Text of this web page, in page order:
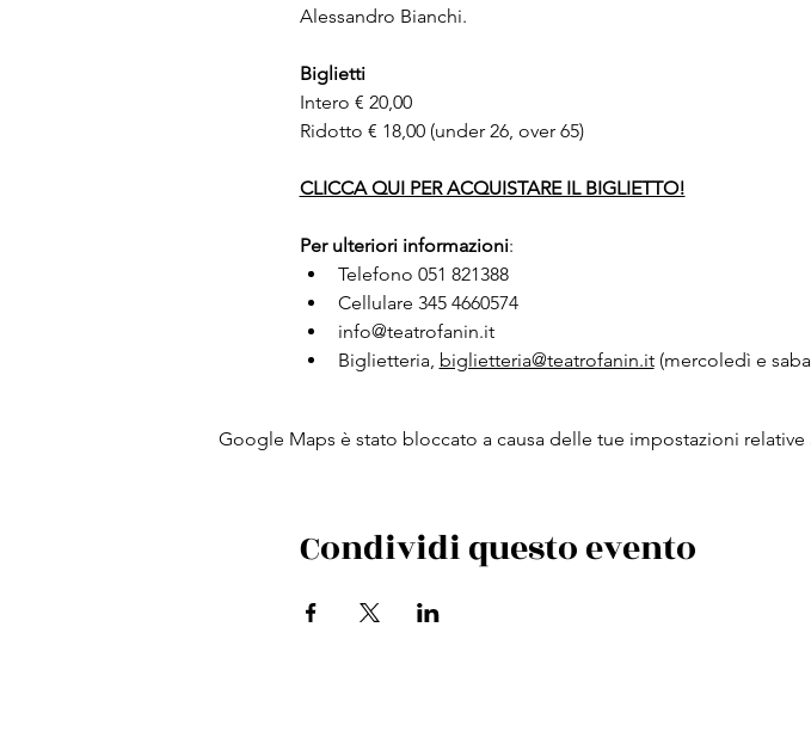
Alessandro Bianchi.
Biglietti
Intero € 20,00
Ridotto € 18,00 (under 26, over 65)
CLICCA QUI PER ACQUISTARE IL BIGLIETTO!
Per ulteriori informazioni:
Telefono 051 821388
Cellulare 345 4660574
info@teatrofanin.it
Biglietteria, biglietteria@teatrofanin.it (mercoledì e
Google Maps è stato bloccato a causa delle tue impostazioni
Condividi questo evento